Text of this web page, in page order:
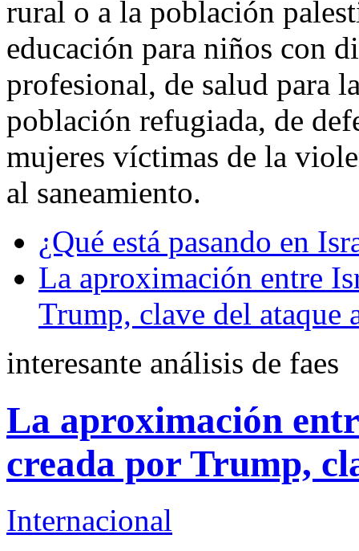
rural o a la población
educación para niños con
profesional, de salud para
población refugiada, de
mujeres víctimas de la
al saneamiento.
¿Qué está pasando en
La aproximación entre
Trump, clave del ataque
interesante análisis de faes
La aproximación
creada por Trump,
Internacional